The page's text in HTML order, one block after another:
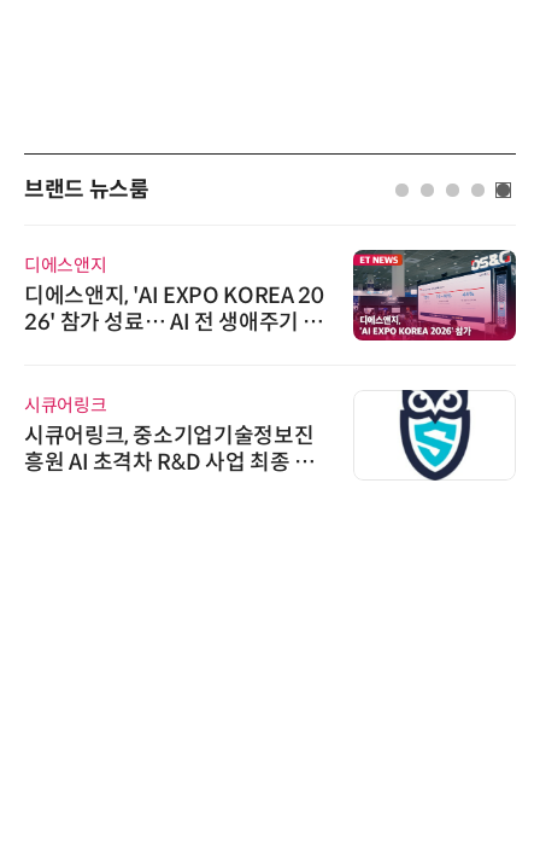
브랜드 뉴스룸
디에스앤지
디에스앤지, 'AI EXPO KOREA 20
26' 참가 성료… AI 전 생애주기 아
시큐어링크
시큐어링크, 중소기업기술정보진
흥원 AI 초격차 R&D 사업 최종 선